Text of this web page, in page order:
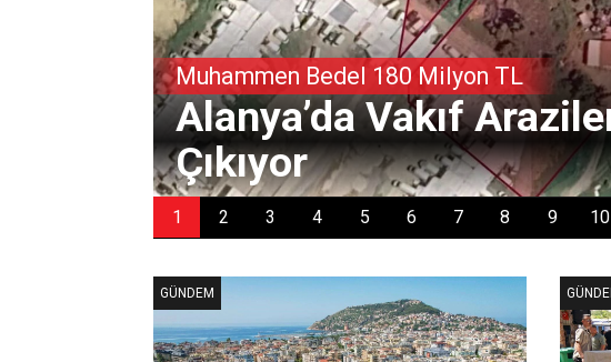
Muhammen Bedel 180 Milyon TL
Alanya’da Vakıf
Çıkıyor
GÜNDEM